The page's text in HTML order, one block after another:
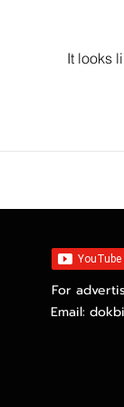
ดอกเบี้ย 0%
EXPO 2026
It looks
For
Email: